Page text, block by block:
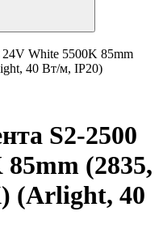
24V White 5500K 85mm
40 Вт/м, IP20)
S2-2500
(2835,
(Arlight, 40